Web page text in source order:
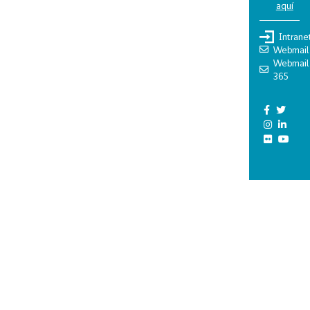
aquí
Webmail
Webmail
365